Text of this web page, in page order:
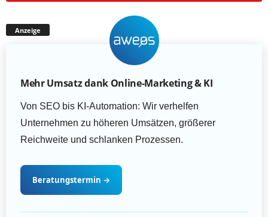
Anzeige
Mehr Umsatz dank Online-Marketing & KI
Von SEO bis KI-Automation: Wir verhelfen
Unternehmen zu höheren Umsätzen, größerer
Reichweite und schlanken Prozessen.
Beratungstermin →